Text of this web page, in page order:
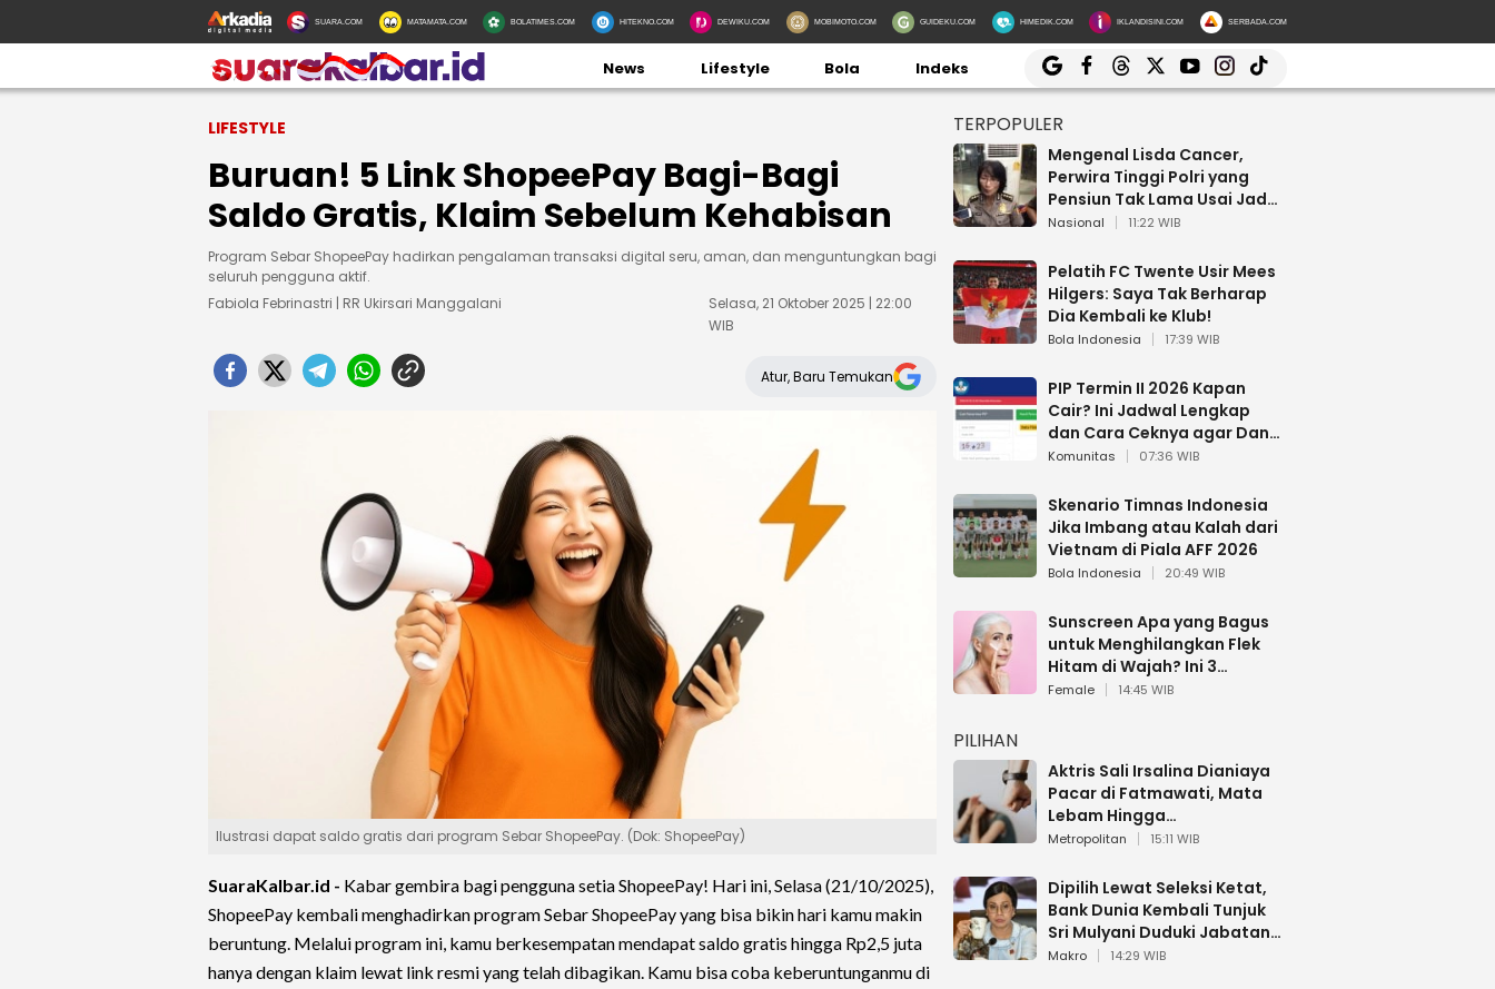
SUARA.COM MATAMATA.COM BOLATIMES.COM HITEKNO.COM DEWIKU.COM MOBIMOTO.COM GUIDEKU.COM HIMEDIK.COM IKLANDISINI.COM SERBADA.COM
News Lifestyle Bola Indeks
LIFESTYLE
Buruan! 5 Link ShopeePay Bagi-Bagi
Saldo Gratis, Klaim Sebelum Kehabisan
Program Sebar ShopeePay hadirkan pengalaman transaksi digital seru, aman, dan menguntungkan bagi
seluruh pengguna aktif.
Fabiola Febrinastri | RR Ukirsari Manggalani
Selasa, 21 Oktober 2025 | 22:00
WIB
Atur, Baru Temukan
Ilustrasi dapat saldo gratis dari program Sebar ShopeePay. (Dok: ShopeePay)
SuaraKalbar.id - Kabar gembira bagi pengguna setia ShopeePay! Hari ini, Selasa (21/10/2025),
ShopeePay kembali menghadirkan program Sebar ShopeePay yang bisa bikin hari kamu makin
beruntung. Melalui program ini, kamu berkesempatan mendapat saldo gratis hingga Rp2,5 juta
hanya dengan klaim lewat link resmi yang telah dibagikan. Kamu bisa coba keberuntunganmu di
TERPOPULER
Mengenal Lisda Cancer,
Perwira Tinggi Polri yang
Pensiun Tak Lama Usai Jadi
Brigjen
Nasional 11:22 WIB
Pelatih FC Twente Usir Mees
Hilgers: Saya Tak Berharap
Dia Kembali ke Klub!
Bola Indonesia 17:39 WIB
PIP Termin II 2026 Kapan
Cair? Ini Jadwal Lengkap
dan Cara Ceknya agar Dana
Tidak Hangus!
Komunitas 07:36 WIB
Skenario Timnas Indonesia
Jika Imbang atau Kalah dari
Vietnam di Piala AFF 2026
Bola Indonesia 20:49 WIB
Sunscreen Apa yang Bagus
untuk Menghilangkan Flek
Hitam di Wajah? Ini 3
Rekomendasi sesuai Review
Female 14:45 WIB
PILIHAN
Aktris Sali Irsalina Dianiaya
Pacar di Fatmawati, Mata
Lebam Hingga
Diselamatkan Polantas
Metropolitan 15:11 WIB
Dipilih Lewat Seleksi Ketat,
Bank Dunia Kembali Tunjuk
Sri Mulyani Duduki Jabatan
Strategis
Makro 14:29 WIB